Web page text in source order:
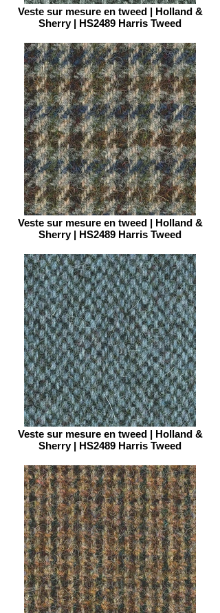
Veste sur mesure en tweed | Holland &
Sherry | HS2489 Harris Tweed
Veste sur mesure en tweed | Holland &
Sherry | HS2489 Harris Tweed
Veste sur mesure en tweed | Holland &
Sherry | HS2489 Harris Tweed